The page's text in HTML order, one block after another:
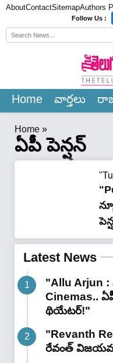
AboutContactSitemapAuthors
Follow Us :
Home వార్త‌లు
Home »
ఏపీ పెన్షన్
Latest News
"Allu Arjun :
Cinemas..
థియేటర్!"
"Revanth
రేవంత్